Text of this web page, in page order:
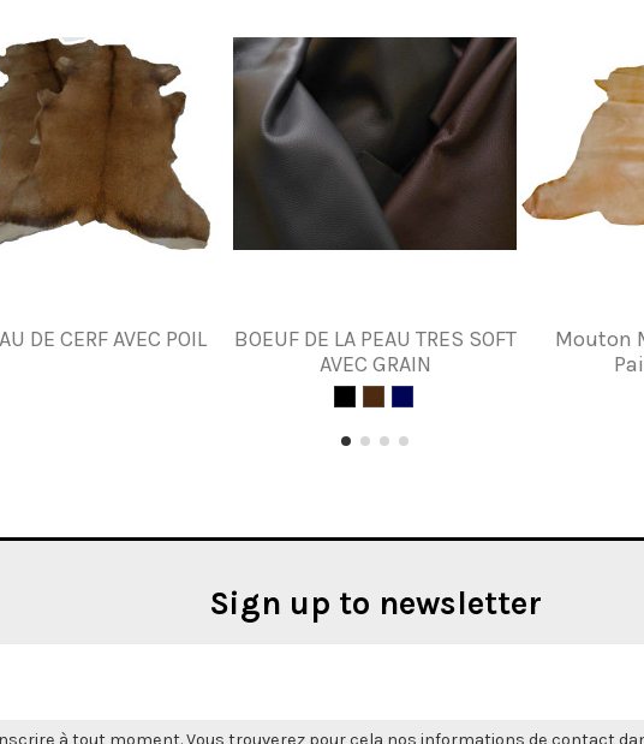
DE CERF AVEC POIL
BOEUF DE LA PEAU TRES SOFT
AVEC GRAIN
Mouton
Sign up to newsletter
à tout moment. Vous trouverez pour cela nos informations de contact